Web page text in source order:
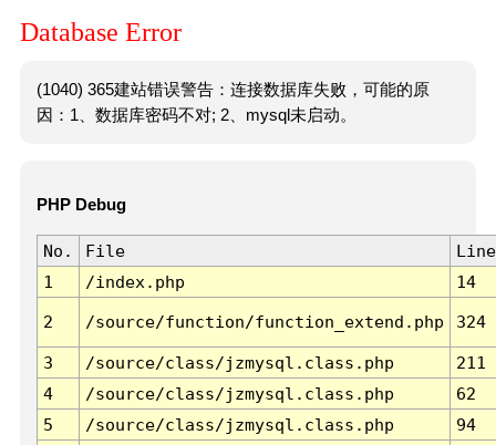
Database Error
(1040) 365建站错误警告：连接数据库失败，可能的原
因：1、数据库密码不对; 2、mysql未启动。
PHP Debug
No. File
Line
1
/index.php 14
2 /source/function/function_extend.php 324
3 /source/class/jzmysql.class.php
211
4
/source/class/jzmysql.class.php
62
5
/source/class/jzmysql.class.php
94